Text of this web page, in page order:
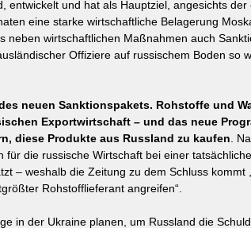
entwickelt und hat als Hauptziel, angesichts der
eine starke wirtschaftliche Belagerung
neben wirtschaftlichen Maßnahmen auch
Offiziere auf russischem Boden so
neuen Sanktionspakets. Rohstoffe und
Exportwirtschaft – und das neue
diese Produkte aus Russland zu kaufen.
die russische Wirtschaft bei einer
– weshalb die Zeitung zu dem Schluss kommt
Rohstofflieferant angreifen“.
in der Ukraine planen, um Russland die